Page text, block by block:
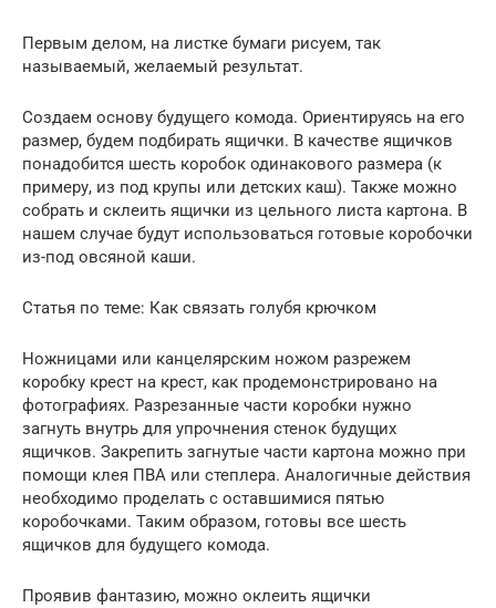
Первым делом, на листке бумаги рисуем, так
называемый, желаемый результат.
Создаем основу будущего комода. Ориентируясь на его
размер, будем подбирать ящички. В качестве ящичков
понадобится шесть коробок одинакового размера (к
примеру, из под крупы или детских каш). Также можно
собрать и склеить ящички из цельного листа картона. В
нашем случае будут использоваться готовые коробочки
из-под овсяной каши.
Статья по теме: Как связать голубя крючком
Ножницами или канцелярским ножом разрежем
коробку крест на крест, как продемонстрировано на
фотографиях. Разрезанные части коробки нужно
загнуть внутрь для упрочнения стенок будущих
ящичков. Закрепить загнутые части картона можно при
помощи клея ПВА или степлера. Аналогичные действия
необходимо проделать с оставшимися пятью
коробочками. Таким образом, готовы все шесть
ящичков для будущего комода.
Проявив фантазию, можно оклеить ящички